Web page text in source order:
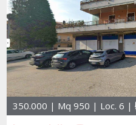
350.000 | Mq 950 | Loc. 6 |